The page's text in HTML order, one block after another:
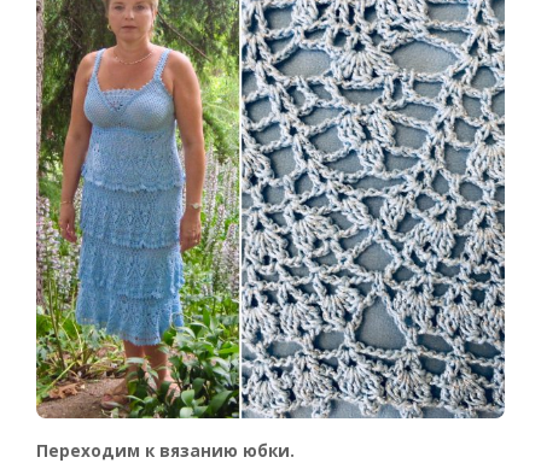
Переходим к вязанию юбки.